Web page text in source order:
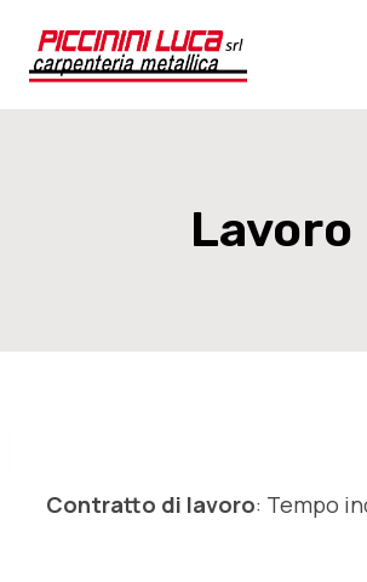
contenuto
Lavoro
Contratto di lavoro: Tempo